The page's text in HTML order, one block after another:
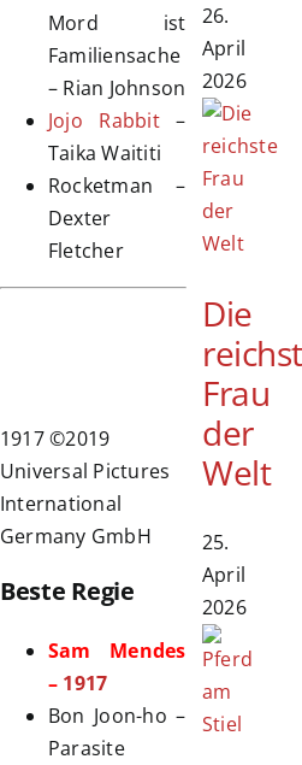
Mord ist
Familiensache
– Rian Johnson
Jojo Rabbit–
Taika Waititi
Rocketman –
Dexter
Fletcher
1917 ©2019
Universal Pictures
International
Germany GmbH
Beste Regie
Sam Mendes
– 1917
Bon Joon-ho –
Parasite
26.
April
2026
Die
Frau
der
Welt
25.
April
2026